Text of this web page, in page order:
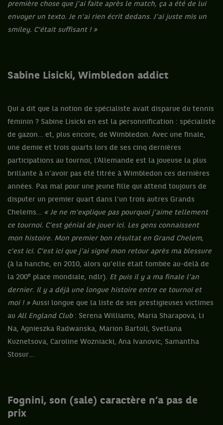
première chose que j’ai faite après le match, ça a été de lui
envoyer un texto. Je n’ai rien écrit dedans. J’ai juste mis un
smiley. C’était suffisant ! »
Sabine Lisicki, Wimbledon addict
Qui a dit que la notion de spécialiste avait disparue du tennis
féminin ? Sabine Lisicki en est la personnification : spécialiste
de gazon… et, plus encore, de Wimbledon. Avec une finale,
une demie et trois quarts lors de ses cinq dernières
participations au tournoi, l’Allemande est la joueuse la plus
brillante à n’avoir pas été titrée à Wimbledon ces dernières
années. Pas mal pour une jeune fille qui attend toujours de
disputer un premier quart dans l’un trois autres Grands
Chelems… « Je ne m’explique pas pourquoi j’aime tellement
ce tournoi. C’est génial de jouer ici. Les gens connaissent
mon histoire. Mon premier bon résultat en Grand Chelem,
c’est ici. C’est ici que j’ai signé mon retour après ma blessure
(à la hanche, en 2010, alors qu’elle était tombée au-delà de
la 200e place mondiale, ndlr). Et puis il y a ma finale l’an
dernier. Il y a déjà une longue histoire entre ce tournoi et
moi ! » Aussi longue que la liste de ses prestigieuses victimes
au All England Club: Serena Williams, Maria Sharapova, Li
Na, Agnieszka Radwanska, Marion Bartoli, Svetlana
Kuznetsova, Caroline Wozniacki, Ana Ivanovic, Samantha
Stosur…
Fognini, son (sale) caractère n’a pas de
prix